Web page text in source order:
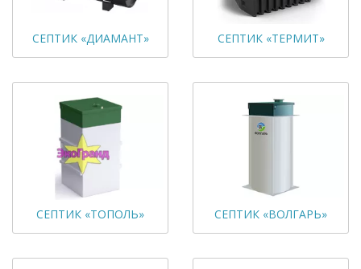
СЕПТИК «ДИАМАНТ» СЕПТИК «ТЕРМИТ»
СЕПТИК «ТОПОЛЬ» СЕПТИК «ВОЛГАРЬ»